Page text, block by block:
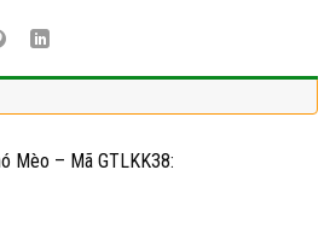
Mèo – Mã GTLKK38: